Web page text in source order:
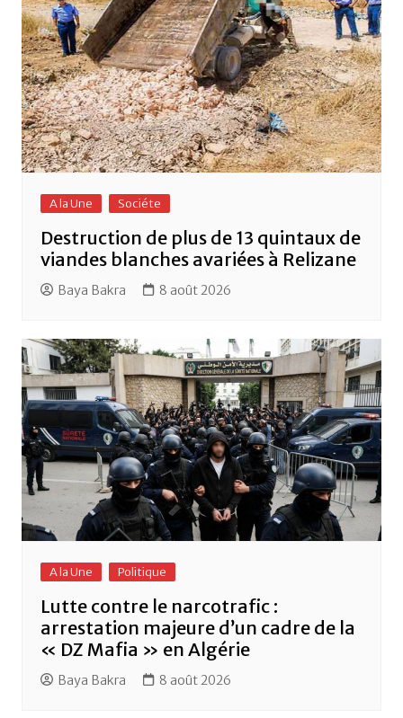
A la Une Sociéte
Destruction de plus de 13 quintaux de
viandes blanches avariées à Relizane
Baya Bakra 8 août 2026
A la Une Politique
Lutte contre le narcotrafic :
arrestation majeure d’un cadre de la
« DZ Mafia » en Algérie
Baya Bakra 8 août 2026